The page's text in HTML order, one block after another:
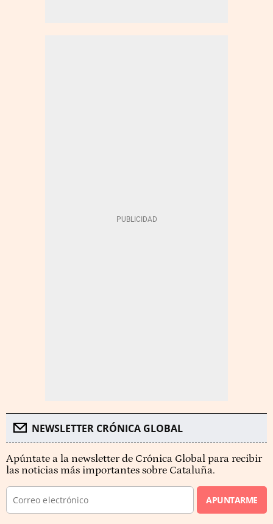
NEWSLETTER CRÓNICA GLOBAL
Apúntate a la newsletter de Crónica Global para recibir
las noticias más importantes sobre Cataluña.
APUNTARME